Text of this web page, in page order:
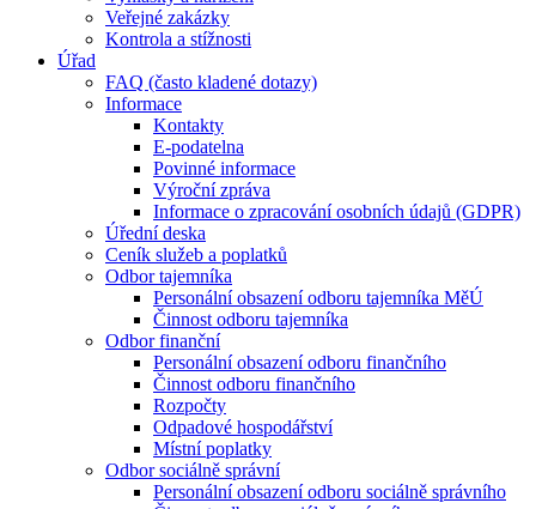
Veřejné zakázky
Kontrola a stížnosti
Úřad
FAQ (často kladené dotazy)
Informace
Kontakty
E-podatelna
Povinné informace
Výroční zpráva
Informace o zpracování osobních údajů (GDPR)
Úřední deska
Ceník služeb a poplatků
Odbor tajemníka
Personální obsazení odboru tajemníka MěÚ
Činnost odboru tajemníka
Odbor finanční
Personální obsazení odboru finančního
Činnost odboru finančního
Rozpočty
Odpadové hospodářství
Místní poplatky
Odbor sociálně správní
Personální obsazení odboru sociálně správního